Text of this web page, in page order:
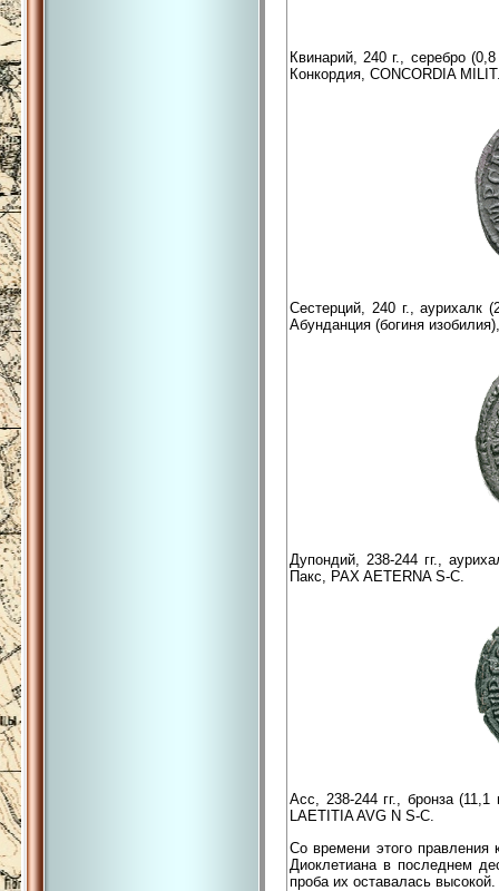
Квинарий, 240 г., серебро
Конкордия, CONCORDIA
Сестерций, 240 г., аурихалк
Абунданция (богиня
Дупондий, 238-244 гг.,
Пакс, PAX AETERNA S-C.
Асс, 238-244 гг., бронза
LAETITIA AVG N S-C.
Со времени этого правления
Диоклетиана в последнем
проба их оставалась